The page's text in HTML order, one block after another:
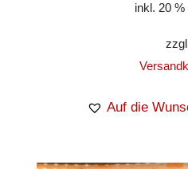
inkl. 20
Auf die